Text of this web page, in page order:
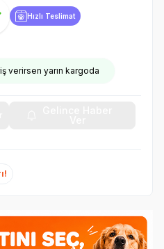
Hızlı Teslimat
verirsen yarın kargoda